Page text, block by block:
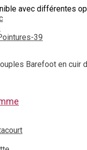
avec différentes
39
Barefoot en cuir